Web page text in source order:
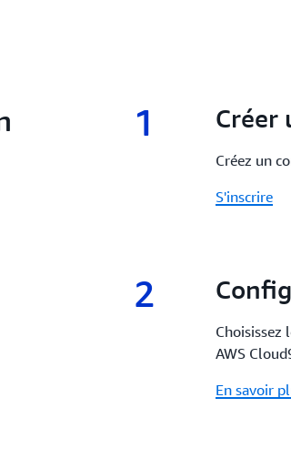
1 1.
Créer
Créez un
S'inscrire
2 2.
Choisissez
AWS
En savoir